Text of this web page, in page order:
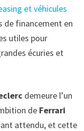
et véhicules
de financement en
utiles pour
écuries et
demeure l’un
de Ferrari
attendu, et cette